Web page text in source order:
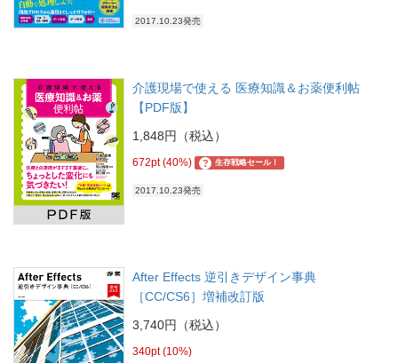
2017.10.23発売
介護現場で使える 医療知識＆お薬便利帖
【PDF版】
1,848円（税込）
672pt (40%) ? 生存戦略セール！
2017.10.23発売
After Effects 逆引きデザイン事典
［CC/CS6］増補改訂版
3,740円（税込）
340pt (10%)